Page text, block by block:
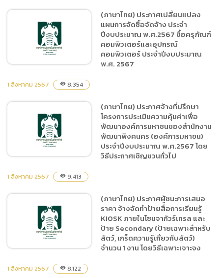
เสนอราคาจ้างปรับปรุงพื้นที่
ทางเดินเชื่อม Predator
Prowl ไปยัง Cowboy Show
และงานเทฐานวางอัฒจันทร์
เจาะจง
(ภาษาไทย) ประกาศ
จัดจ้าง ประจำปีงบประมาณ
พ.ศ.2567 ซื้อครุภัณฑ์
คอมพิวเตอร์และอุปกรณ์
คอมพิวเตอร์ ประจำ
(ภาษาไทย) ประกาศเปลี่ยนแปลง
แผนการจัดซื้อจัดจ้าง ประจำ
ปีงบประมาณ พ.ศ.2567 ซื้อครุภัณฑ์
คอมพิวเตอร์และอุปกรณ์
คอมพิวเตอร์ ประจำปีงบประมาณ
พ.ศ. 2567
1 สิงหาคม 2567 visibility 8,354
(ภาษาไทย) ประกาศจ้างที่
คุ้มค่าเพื่อพัฒนาองค์การ
มหาชนของสำนักงานพัฒนา
พิงคนคร (องค์การมหาชน)
ประจำปีงบประมาณ
เชิญชวนทั่วไป
(ภาษาไทย) ประกาศจ้างที่ปรึกษา
โครงการประเมินความคุ้มค่าเพื่อ
พัฒนาองค์การมหาชนของสำนักงาน
พัฒนาพิงคนคร (องค์การมหาชน)
ประจำปีงบประมาณ พ.ศ.2567 โดย
วิธีประกาศเชิญชวนทั่วไป
1 สิงหาคม 2567 visibility 9,413
(ภาษาไทย) ประกาศผู้ชนะการเสนอ
ราคา จ้างจัดทำป้ายสื่อการเรียนรู้
KIOSK ภายในโซนจากัวร์เทรล และ
ป้าย Secondary (ป้ายเฉพาะสำหรับ
สัตว์, เกร็ดความรู้เกี่ยวกับสัตว์)
จำนวน 1 งาน โดยวิธีเฉพาะเจาะจง
1 สิงหาคม 2567 visibility 8,122